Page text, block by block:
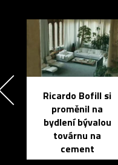
Ricardo Bofill si
proměnil na
bydlení bývalou
továrnu na
cement